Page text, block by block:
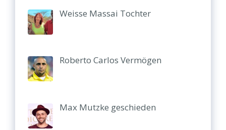
Weisse Massai Tochter
Roberto Carlos Vermögen
Max Mutzke geschieden